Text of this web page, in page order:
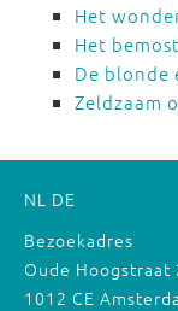
Het
Het
De blonde
Zeldzaam
NL DE
Bezoekadres
Oude Hoogstraat
1012 CE